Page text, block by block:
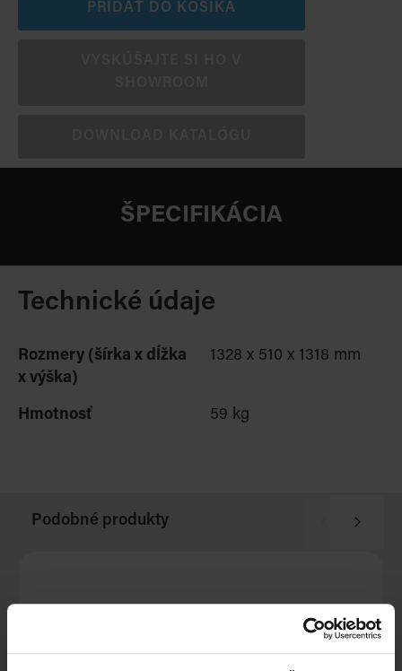
PRIDAŤ DO KOŠÍKA
ŠPECIFIKÁCIA
Technické údaje
Rozmery (šírka x dĺžka
x výška)
1328 x 510 x 1318 mm
Hmotnosť 59 kg
Podobné produkty